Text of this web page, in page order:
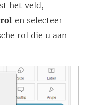
het veld,
rol en selecteer
rol die u aan